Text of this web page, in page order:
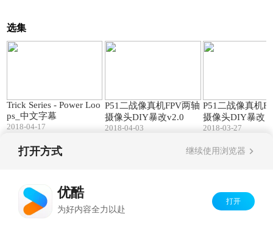
选集
Trick Series - Power Loo
ps_中文字幕
2018-04-17
P51二战像真机FPV两轴
摄像头DIY暴改v2.0
2018-04-03
P51二战像真机
摄像头DIY暴改
2018-03-27
打开方式 继续使用浏览器
优酷
为好内容全力以赴
打开